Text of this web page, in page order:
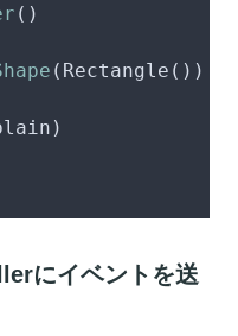
()
(Rectangle())
にイベントを送